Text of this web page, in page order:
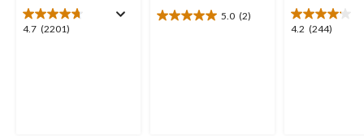
4.7 (2201)
4.7
5.0 (2)
5.0
4.2 (244)
4.2